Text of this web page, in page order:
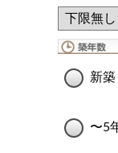
新築
〜5